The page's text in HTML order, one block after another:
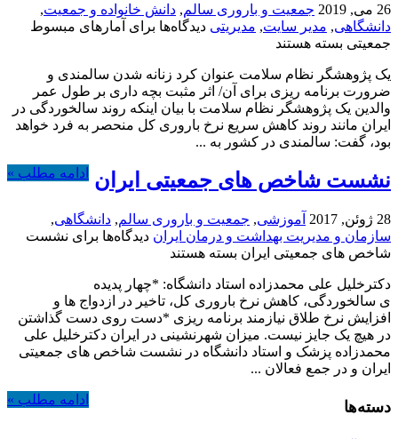
26 می, 2019 جمعیت و باروری سالم, دانش خانواده و جمعیت,
دانشگاهی, مدیر سایت, مدیریتی دیدگاه‌ها برای آمارهای مبسوط
جمعیتی بسته هستند
یک پژوهشگر نظام سلامت عنوان کرد زنانه شدن سالمندی و
ضرورت برنامه ریزی برای آن/ اثر مثبت بچه داری بر طول عمر
والدین یک پژوهشگر نظام سلامت با بیان اینکه روند سالخوردگی در
ایران مانند روند کاهش سریع نرخ باروری کل منحصر به فرد خواهد
بود، گفت: سالمندی در کشور به ...
ادامه مطلب » نشست شاخص های جمعیتی ایران
28 ژوئن, 2017 آموزشی, جمعیت و باروری سالم, دانشگاهی,
سازمان و مدیریت بهداشت و درمان ایران دیدگاه‌ها برای نشست
شاخص های جمعیتی ایران بسته هستند
دکترخلیل علی محمدزاده استاد دانشگاه: *چهار پدیده
ی سالخوردگی، کاهش نرخ باروری کل، تاخیر در ازدواج ها و
افزایش نرخ طلاق نیازمند برنامه ریزی *دست روی دست گذاشتن
در هیچ یک جایز نیست. میزان شهرنشینی در ایران دکترخلیل علی
محمدزاده پزشک و استاد دانشگاه در نشست شاخص های جمعیتی
ایران و در جمع فعالان ...
ادامه مطلب » دسته‌ها